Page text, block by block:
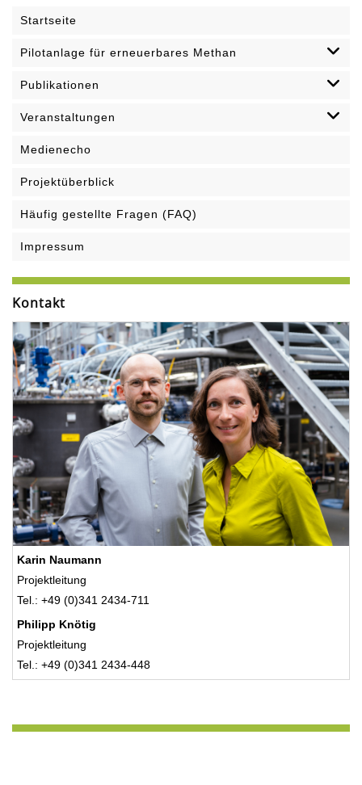
Startseite
Pilotanlage für erneuerbares Methan
Publikationen
Veranstaltungen
Medienecho
Projektüberblick
Häufig gestellte Fragen (FAQ)
Impressum
Kontakt
Karin Naumann
Projektleitung
Tel.: +49 (0)341 2434-711
Philipp Knötig
Projektleitung
Tel.: +49 (0)341 2434-448